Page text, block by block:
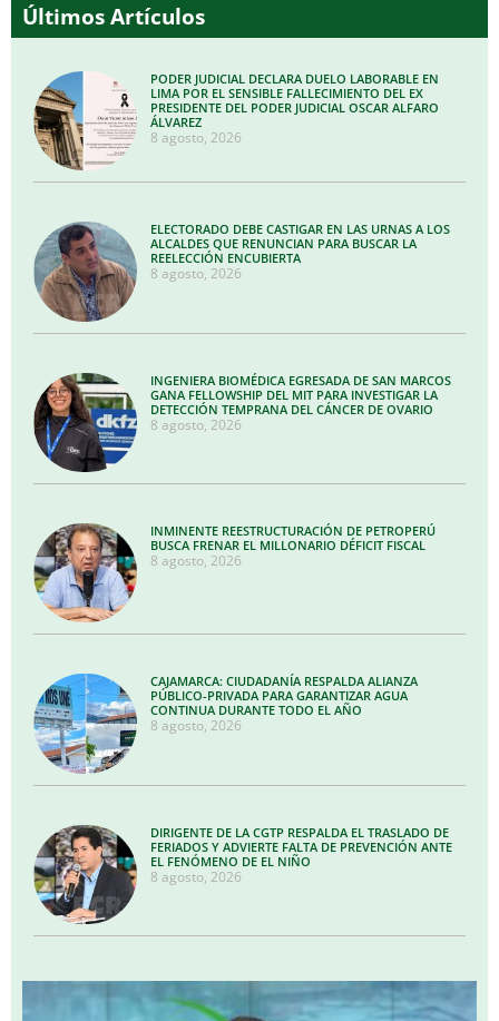
Últimos Artículos
PODER JUDICIAL DECLARA DUELO LABORABLE EN
LIMA POR EL SENSIBLE FALLECIMIENTO DEL EX
PRESIDENTE DEL PODER JUDICIAL OSCAR ALFARO
ÁLVAREZ
8 agosto, 2026
ELECTORADO DEBE CASTIGAR EN LAS URNAS A LOS
ALCALDES QUE RENUNCIAN PARA BUSCAR LA
REELECCIÓN ENCUBIERTA
8 agosto, 2026
INGENIERA BIOMÉDICA EGRESADA DE SAN MARCOS
GANA FELLOWSHIP DEL MIT PARA INVESTIGAR LA
DETECCIÓN TEMPRANA DEL CÁNCER DE OVARIO
8 agosto, 2026
INMINENTE REESTRUCTURACIÓN DE PETROPERÚ
BUSCA FRENAR EL MILLONARIO DÉFICIT FISCAL
8 agosto, 2026
CAJAMARCA: CIUDADANÍA RESPALDA ALIANZA
PÚBLICO-PRIVADA PARA GARANTIZAR AGUA
CONTINUA DURANTE TODO EL AÑO
8 agosto, 2026
DIRIGENTE DE LA CGTP RESPALDA EL TRASLADO DE
FERIADOS Y ADVIERTE FALTA DE PREVENCIÓN ANTE
EL FENÓMENO DE EL NIÑO
8 agosto, 2026